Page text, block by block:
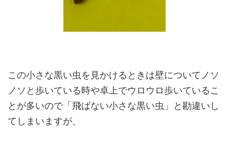
この小さな黒い虫を見かけるときは壁についてノソ
ノソと歩いている時や卓上でウロウロ歩いているこ
とが多いので「飛ばない小さな黒い虫」と勘違いし
てしまいますが、